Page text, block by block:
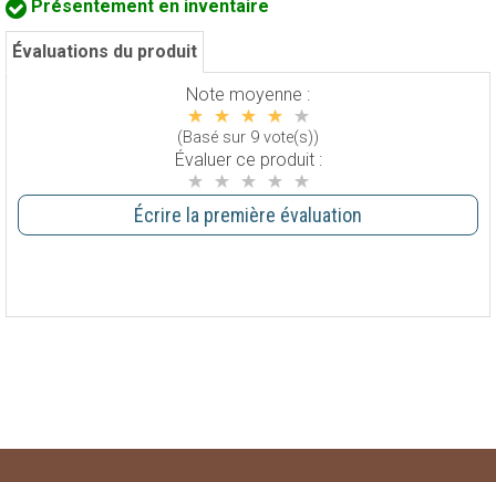
Présentement en inventaire
Évaluations du produit
Note moyenne :
(Basé sur 9 vote(s))
Évaluer ce produit :
Écrire la première évaluation